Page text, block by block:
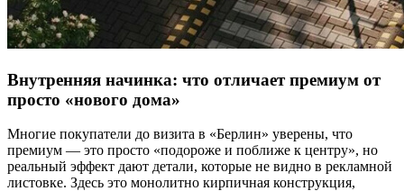
Внутренняя начинка: что отличает премиум от
просто «нового дома»
Многие покупатели до визита в «Берлин» уверены, что
премиум — это просто «подороже и поближе к центру», но
реальный эффект дают детали, которые не видно в рекламной
листовке. Здесь это монолитно кирпичная конструкция,